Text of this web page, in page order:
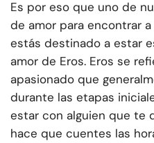
Es por eso que uno de
de amor para encontrar
estás destinado a estar
amor de Eros. Eros se
apasionado que
durante las etapas
estar con alguien que te
hace que cuentes las